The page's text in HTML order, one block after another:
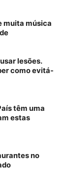
muita música
lesões.
como evitá-
têm uma
estas
no